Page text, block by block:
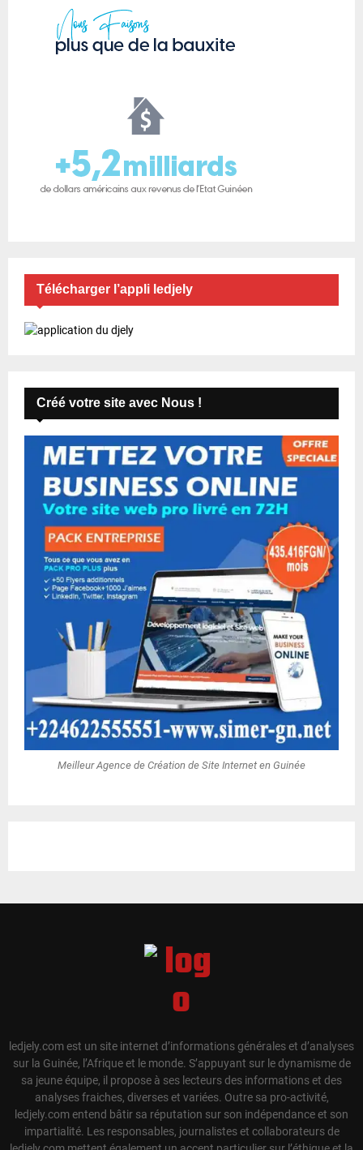
Télécharger l’appli ledjely
Créé votre site avec Nous !
Meilleur Agence de Création de Site Internet en Guinée
ledjely.com est un site internet d’informations générales et d’analyses
sur la Guinée, l’Afrique et le monde. S’appuyant sur le dynamisme de
sa jeune équipe, il propose à ses lecteurs des informations et des
analyses fraiches, diverses et variées. Outre sa pro-activité,
ledjely.com entend bâtir sa réputation sur son indépendance et son
impartialité. Les responsables, journalistes et collaborateurs de